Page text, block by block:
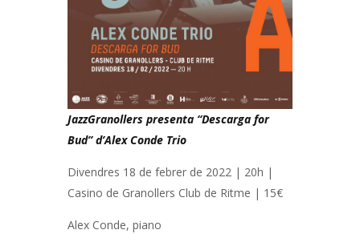
JazzGranollers presenta “Descarga for
Bud” d’Alex Conde Trio
Divendres 18 de febrer de 2022 | 20h |
Casino de Granollers Club de Ritme | 15€
Alex Conde, piano